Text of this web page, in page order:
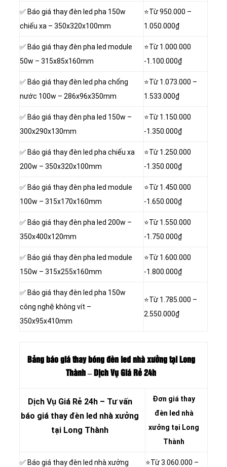
✅ Báo giá thay đèn led pha 150w
chiếu xa – 350x320x100mm
⭐Từ 950.000 –
1.050.000₫
✅ Báo giá thay đèn pha led module
50w – 315x85x160mm
⭐Từ 1.000.000
-1.100.000₫
✅ Báo giá thay đèn led pha chống
nước 100w – 286x96x350mm
⭐Từ 1.073.000 –
1.533.000₫
✅ Báo giá thay đèn pha led 150w –
300x290x130mm
⭐Từ 1.150.000
-1.350.000₫
✅ Báo giá thay đèn led pha chiếu xa
200w – 350x320x100mm
⭐Từ 1.250.000
-1.350.000₫
✅ Báo giá thay đèn pha led module
100w – 315x170x160mm
⭐Từ 1.450.000
-1.650.000₫
✅ Báo giá thay đèn pha led 200w –
350x400x120mm
⭐Từ 1.550.000
-1.750.000₫
✅ Báo giá thay đèn pha led module
150w – 315x255x160mm
⭐Từ 1.600.000
-1.800.000₫
✅ Báo giá thay đèn led pha 150w
công nghệ không vít –
350x95x410mm
⭐Từ 1.785.000 –
2.550.000₫
Bảng báo giá thay bóng đèn led nhà xưởng tại Long
Thành – Dịch Vụ Giá Rẻ 24h
Dịch Vụ Giá Rẻ 24h – Tư vấn
báo giá thay đèn led nhà xưởng
tại Long Thành
Đơn giá thay
đèn led nhà
xưởng tại Long
Thành
✅ Báo giá thay đèn led nhà xưởng
⭐Từ3.060.000 –